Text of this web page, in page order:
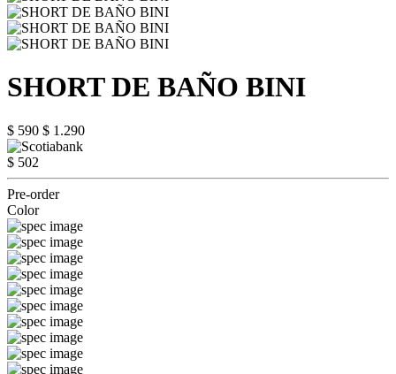
SHORT DE BAÑO BINI
$ 590 $ 1.290
$ 502
Pre-order
Color